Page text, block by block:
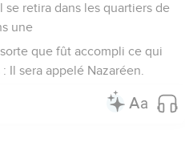
retira dans les quartiers de
une
que fût accompli ce qui
Il sera appelé Nazaréen.